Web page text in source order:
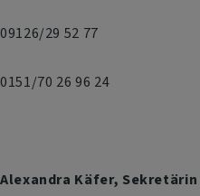
09126/29 52 77
0151/70 26 96 24
Alexandra Käfer, Sekretärin